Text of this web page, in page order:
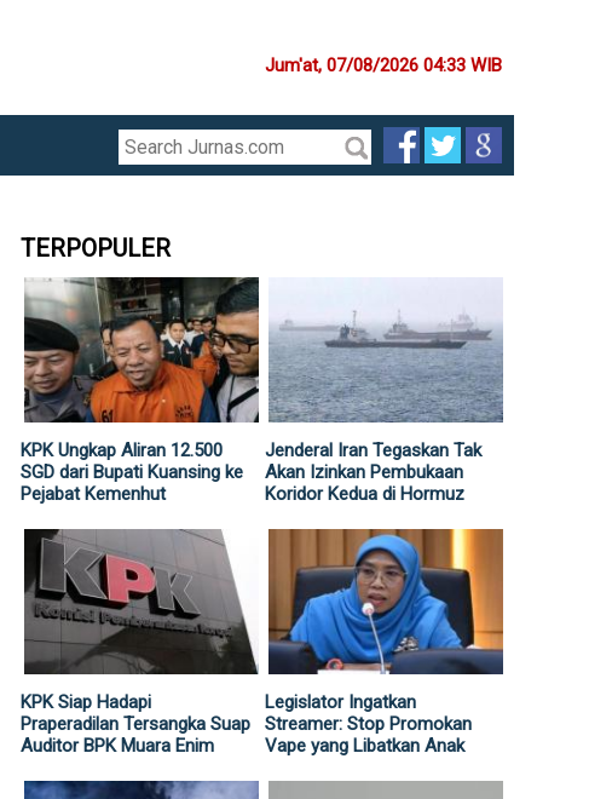
Jum'at, 07/08/2026 04:33 WIB
TERPOPULER
KPK Ungkap Aliran 12.500
SGD dari Bupati Kuansing ke
Pejabat Kemenhut
Jenderal Iran Tegaskan Tak
Akan Izinkan Pembukaan
Koridor Kedua di Hormuz
KPK Siap Hadapi
Praperadilan Tersangka Suap
Auditor BPK Muara Enim
Legislator Ingatkan
Streamer: Stop Promokan
Vape yang Libatkan Anak